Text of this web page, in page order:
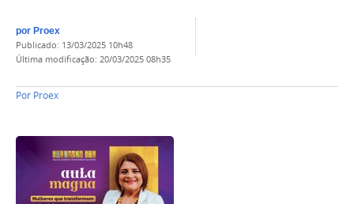
por Proex
publicado: 13/03/2025 10h48
última modificação: 20/03/2025 08h35
Por Proex